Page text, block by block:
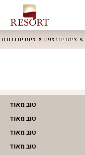
צימרים בצפון צימרים בכנרת
טוב מאוד
טוב מאוד
טוב מאוד
טוב מאוד